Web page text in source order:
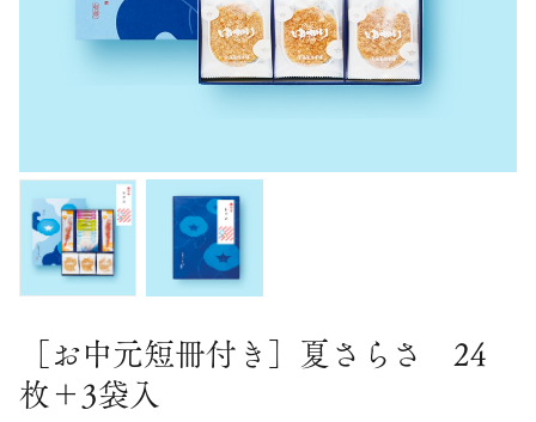
［お中元短冊付き］夏さらさ 24
枚＋3袋入